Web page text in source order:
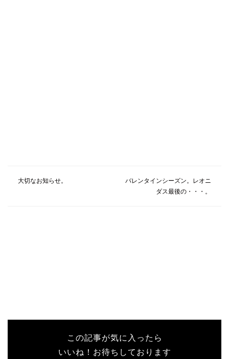
大切なお知らせ。
バレンタインシーズン。レオニ
ダス最後の・・・。
この記事が気に入ったら
いいね！お待ちしております